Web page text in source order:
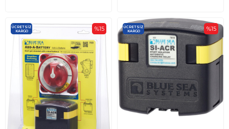
%15
ÜCRETSIZ
KARGO
%15
ÜCRETSIZ
KARGO